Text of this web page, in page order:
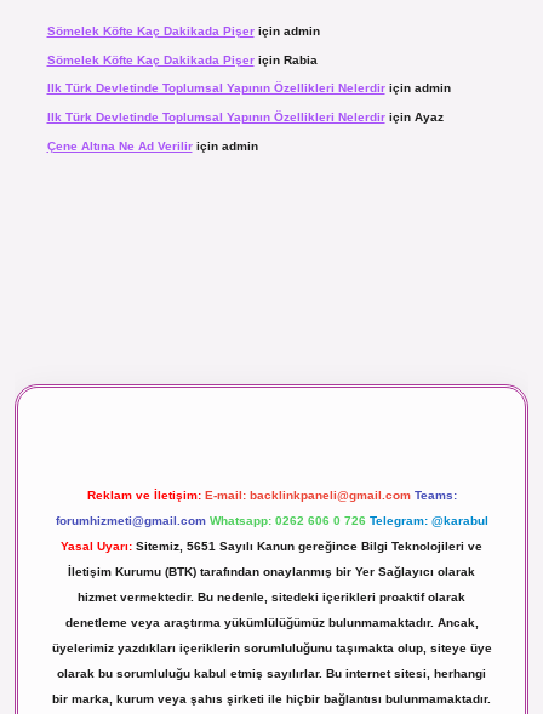
Sömelek Köfte Kaç Dakikada Pişeriçin admin
Sömelek Köfte Kaç Dakikada Pişeriçin Rabia
Ilk Türk Devletinde Toplumsal Yapının Özellikleri Nelerdiriçin admin
Ilk Türk Devletinde Toplumsal Yapının Özellikleri Nelerdiriçin Ayaz
Çene Altına Ne Ad Veriliriçin admin
Reklam ve İletişim: E-mail: backlinkpaneli@gmail.com Teams:
forumhizmeti@gmail.com Whatsapp: 0262 606 0 726 Telegram: @karabul
Yasal Uyarı: Sitemiz, 5651 Sayılı Kanun gereğince Bilgi Teknolojileri ve
İletişim Kurumu (BTK) tarafından onaylanmış bir Yer Sağlayıcı olarak
hizmet vermektedir. Bu nedenle, sitedeki içerikleri proaktif olarak
denetleme veya araştırma yükümlülüğümüz bulunmamaktadır. Ancak,
üyelerimiz yazdıkları içeriklerin sorumluluğunu taşımakta olup, siteye üye
olarak bu sorumluluğu kabul etmiş sayılırlar. Bu internet sitesi, herhangi
bir marka, kurum veya şahıs şirketi ile hiçbir bağlantısı bulunmamaktadır.